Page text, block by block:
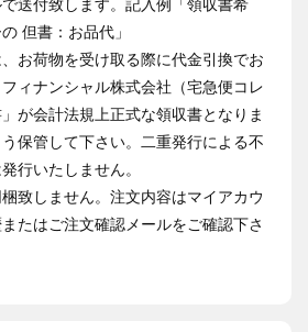
送付致します。記入例「領収書希
但書：お品代」
お荷物を受け取る際に代金引換でお
ィナンシャル株式会社（宅急便コレ
が会計法規上正式な領収書となりま
保管して下さい。二重発行による不
行いたしません。
致しません。注文内容はマイアカウ
たはご注文確認メールをご確認下さ